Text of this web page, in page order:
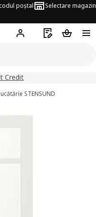
poștal Selectare magazin
Hej! Autentifică-te
Listă deCoșul de
Credit
STENSUND